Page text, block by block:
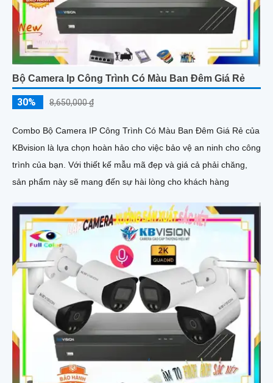
Bộ Camera Ip Công Trình Có Màu Ban Đêm Giá Rẻ
30% 8,650,000 ₫
Combo Bộ Camera IP Công Trình Có Màu Ban Đêm Giá Rẻ của
KBvision là lựa chọn hoàn hảo cho việc bảo vệ an ninh cho công
trình của bạn. Với thiết kế mẫu mã đẹp và giá cả phải chăng,
sản phẩm này sẽ mang đến sự hài lòng cho khách hàng